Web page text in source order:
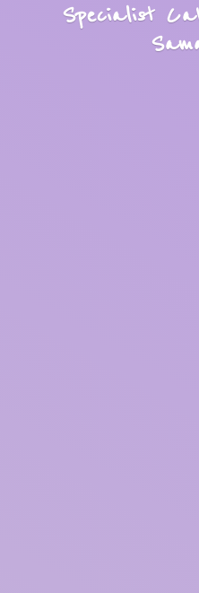
Specialist